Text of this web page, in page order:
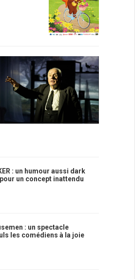
: un humour aussi dark
un concept inattendu
: un spectacle
les comédiens à la joie